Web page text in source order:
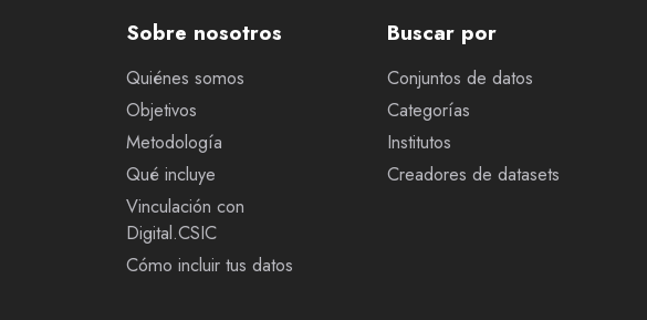
Sobre nosotros
Quiénes somos
Objetivos
Metodología
Qué incluye
Vinculación con
Digital.CSIC
Cómo incluir tus datos
Buscar por
Conjuntos de datos
Categorías
Institutos
Creadores de datasets